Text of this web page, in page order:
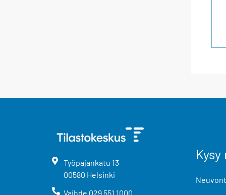
Työpajankatu 13
00580 Helsinki
Vaihde 029 551 1000